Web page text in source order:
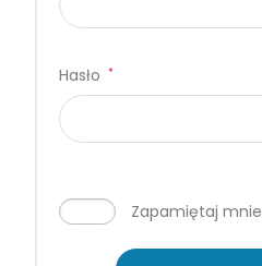
Hasło *
Zapamiętaj mnie